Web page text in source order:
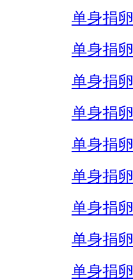
单身捐
单身捐
单身捐
单身捐
单身捐
单身捐
单身捐
单身捐
单身捐